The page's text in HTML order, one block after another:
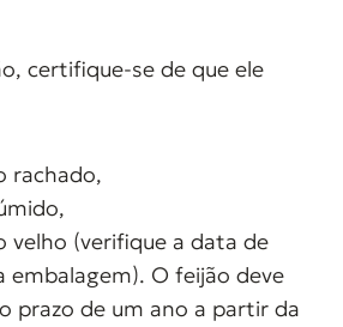
certifique-se de que ele
rachado,
velho (verifique a data de
embalagem). O feijão deve
prazo de um ano a partir da